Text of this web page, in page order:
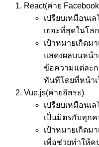
React(ค่าย
เปรียบเหมือนเ
เยอะที่สุดในโลก
เป้าหมายเกิดม
แสดงผลบนหน้
ข้อความแต่ละก
ทันทีโดยที่หน้าเ
Vue.js(ค่ายอิสระ)
เปรียบเหมือนเ
เป็นมิตรกับทุก
เป้าหมายเกิดม
เพื่อช่วยทำให้ค